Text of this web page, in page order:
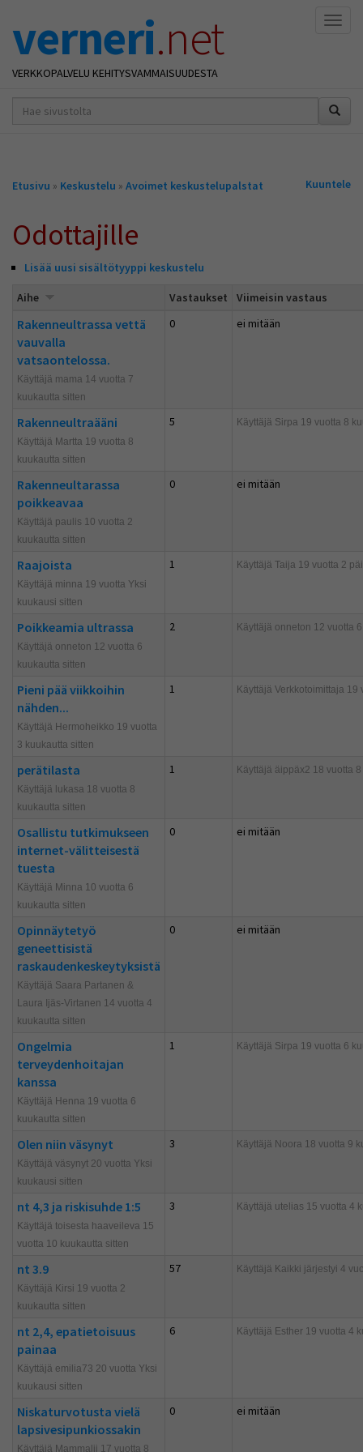
verneri.net
VERKKOPALVELU KEHITYSVAMMAISUUDESTA
hakusana(t)
Olet
Etusivu » Keskustelu » Avoimet keskustelupalstat Kuuntele
Odottajille
Lisää uusi sisältötyyppi keskustelu
Aihe Vastaukset Viimeisin vastaus
Rakenneultrassa vettä
vauvalla
vatsaontelossa.
Käyttäjä mama 14 vuotta 7
kuukautta sitten
0 ei mitään
Rakenneultraääni
Käyttäjä Martta 19 vuotta 8
kuukautta sitten
5 Käyttäjä Sirpa 19 vuotta 8
Rakenneultarassa
poikkeavaa
Käyttäjä paulis 10 vuotta 2
kuukautta sitten
0 ei mitään
Raajoista
Käyttäjä minna 19 vuotta Yksi
kuukausi sitten
1 Käyttäjä Taija 19 vuotta 2
Poikkeamia ultrassa
Käyttäjä onneton 12 vuotta 6
kuukautta sitten
2 Käyttäjä onneton 12 vuotta
Pieni pää viikkoihin
nähden...
Käyttäjä Hermoheikko 19 vuotta
3 kuukautta sitten
1 Käyttäjä Verkkotoimittaja 19
perätilasta
Käyttäjä lukasa 18 vuotta 8
kuukautta sitten
1 Käyttäjä äippäx2 18 vuotta
Osallistu tutkimukseen
internet-välitteisestä
tuesta
Käyttäjä Minna 10 vuotta 6
kuukautta sitten
0 ei mitään
Opinnäytetyö
geneettisistä
raskaudenkeskeytyksistä
Käyttäjä Saara Partanen &
Laura Ijäs-Virtanen 14 vuotta 4
kuukautta sitten
0 ei mitään
Ongelmia
terveydenhoitajan
kanssa
Käyttäjä Henna 19 vuotta 6
kuukautta sitten
1 Käyttäjä Sirpa 19 vuotta 6
Olen niin väsynyt
Käyttäjä väsynyt 20 vuotta Yksi
kuukausi sitten
3 Käyttäjä Noora 18 vuotta 9
nt 4,3 ja riskisuhde 1:5
Käyttäjä toisesta haaveileva 15
vuotta 10 kuukautta sitten
3 Käyttäjä utelias 15 vuotta 4
nt 3.9
Käyttäjä Kirsi 19 vuotta 2
kuukautta sitten
57 Käyttäjä Kaikki järjestyi 4
nt 2,4, epatietoisuus
painaa
Käyttäjä emilia73 20 vuotta Yksi
kuukausi sitten
6 Käyttäjä Esther 19 vuotta 4
Niskaturvotusta vielä
lapsivesipunkiossakin
Käyttäjä Mammalii 17 vuotta 8
0 ei mitään